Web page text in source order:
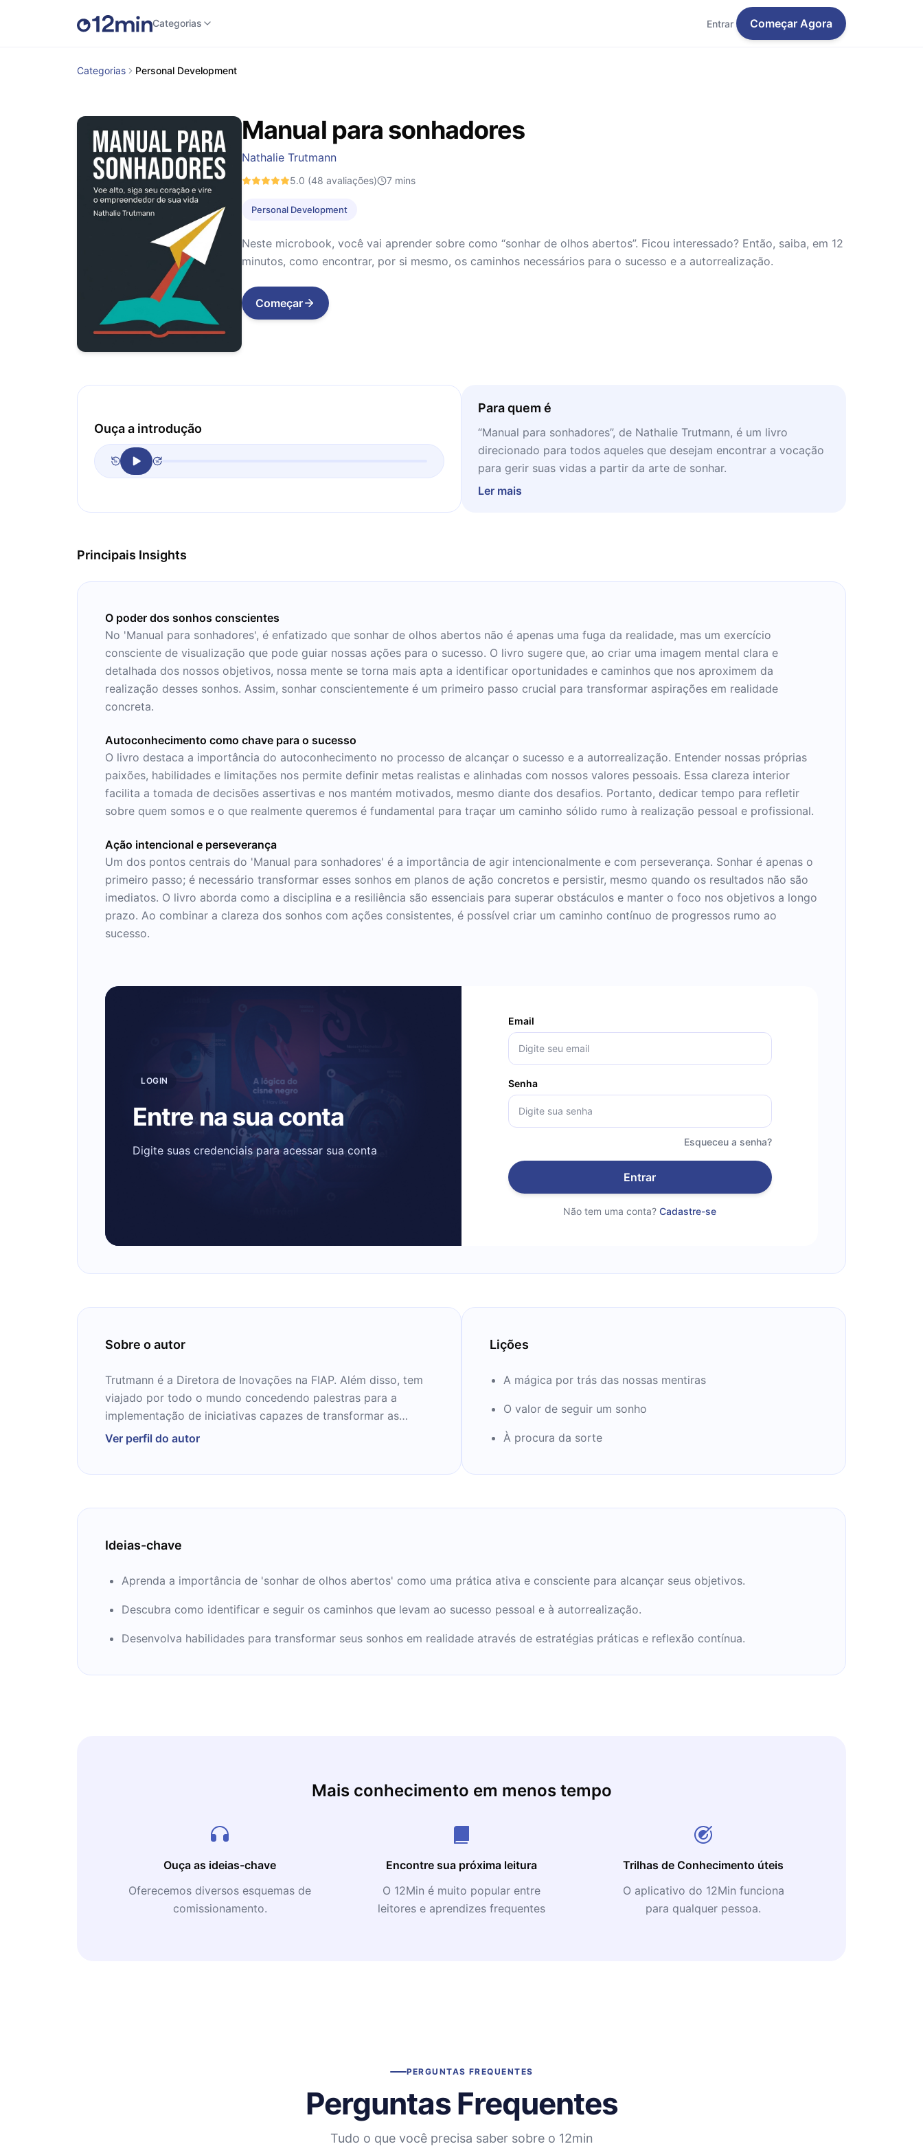
Categorias Entrar Começar Agora
Categorias Personal Development
Manual para sonhadores
Nathalie Trutmann
5.0 (48 avaliações) 7 mins
Personal Development
Neste microbook, você vai aprender sobre como “sonhar de olhos abertos”. Ficou interessado? Então, saiba, em 12
minutos, como encontrar, por si mesmo, os caminhos necessários para o sucesso e a autorrealização.
Começar
Ouça a introdução
Para quem é
“Manual para sonhadores”, de Nathalie Trutmann, é um livro
direcionado para todos aqueles que desejam encontrar a vocação
para gerir suas vidas a partir da arte de sonhar.
Ler mais
Principais Insights
O poder dos sonhos conscientes
No 'Manual para sonhadores', é enfatizado que sonhar de olhos abertos não é apenas uma fuga da realidade, mas um exercício
consciente de visualização que pode guiar nossas ações para o sucesso. O livro sugere que, ao criar uma imagem mental clara e
detalhada dos nossos objetivos, nossa mente se torna mais apta a identificar oportunidades e caminhos que nos aproximem da
realização desses sonhos. Assim, sonhar conscientemente é um primeiro passo crucial para transformar aspirações em realidade
concreta.
Autoconhecimento como chave para o sucesso
O livro destaca a importância do autoconhecimento no processo de alcançar o sucesso e a autorrealização. Entender nossas próprias
paixões, habilidades e limitações nos permite definir metas realistas e alinhadas com nossos valores pessoais. Essa clareza interior
facilita a tomada de decisões assertivas e nos mantém motivados, mesmo diante dos desafios. Portanto, dedicar tempo para refletir
sobre quem somos e o que realmente queremos é fundamental para traçar um caminho sólido rumo à realização pessoal e profissional.
Ação intencional e perseverança
Um dos pontos centrais do 'Manual para sonhadores' é a importância de agir intencionalmente e com perseverança. Sonhar é apenas o
primeiro passo; é necessário transformar esses sonhos em planos de ação concretos e persistir, mesmo quando os resultados não são
imediatos. O livro aborda como a disciplina e a resiliência são essenciais para superar obstáculos e manter o foco nos objetivos a longo
prazo. Ao combinar a clareza dos sonhos com ações consistentes, é possível criar um caminho contínuo de progressos rumo ao
sucesso.
LOGIN
Entre na sua conta
Digite suas credenciais para acessar sua conta
Email
Senha
Esqueceu a senha?
Entrar
Não tem uma conta? Cadastre-se
Sobre o autor
Trutmann é a Diretora de Inovações na FIAP. Além disso, tem
viajado por todo o mundo concedendo palestras para a
implementação de iniciativas capazes de transformar as
experiências educacionais de milhares de jovens.
Ver perfil do autor
Lições
A mágica por trás das nossas mentiras
O valor de seguir um sonho
À procura da sorte
Ideias-chave
Aprenda a importância de 'sonhar de olhos abertos' como uma prática ativa e consciente para alcançar seus objetivos.
Descubra como identificar e seguir os caminhos que levam ao sucesso pessoal e à autorrealização.
Desenvolva habilidades para transformar seus sonhos em realidade através de estratégias práticas e reflexão contínua.
Mais conhecimento em menos tempo
Ouça as ideias-chave
Oferecemos diversos esquemas de
comissionamento.
Encontre sua próxima leitura
O 12Min é muito popular entre
leitores e aprendizes frequentes
Trilhas de Conhecimento úteis
O aplicativo do 12Min funciona
para qualquer pessoa.
PERGUNTAS FREQUENTES
Perguntas Frequentes
Tudo o que você precisa saber sobre o 12min